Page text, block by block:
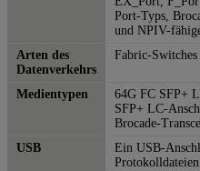
Port-Typs,
und NPIV-
Arten des
Datenverkehrs
Fabric-
Medientypen
64G FC SFP+
SFP+ LC-
Brocade-
USB
Ein USB-